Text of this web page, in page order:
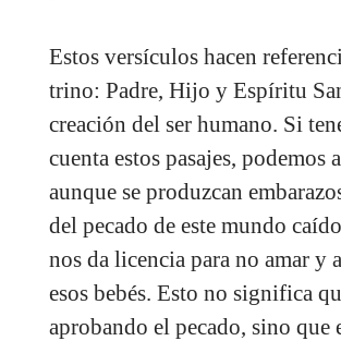
Estos versículos hacen
trino: Padre, Hijo y Espíritu
creación del ser humano. Si
cuenta estos pasajes, podemos
aunque se produzcan
del pecado de este mundo
nos da licencia para no amar y
esos bebés. Esto no significa
aprobando el pecado, sino que